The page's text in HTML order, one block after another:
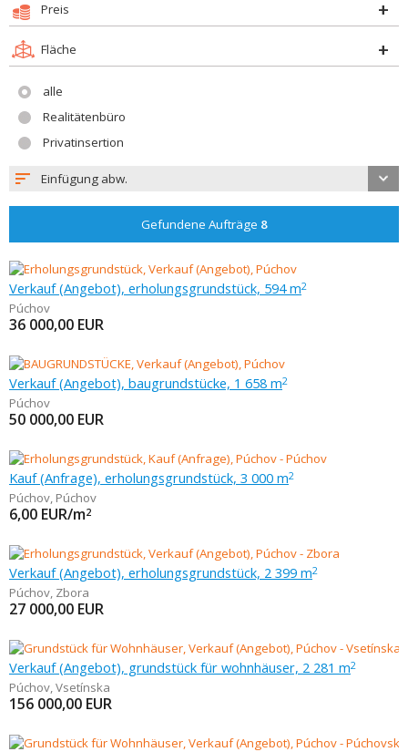
Preis
Fläche
alle
Realitätenbüro
Privatinsertion
Einfügung abw.
Gefundene Aufträge 8
Verkauf (Angebot), erholungsgrundstück, 594 m2
Púchov
36 000,00 EUR
Verkauf (Angebot), baugrundstücke, 1 658 m2
Púchov
50 000,00 EUR
Kauf (Anfrage), erholungsgrundstück, 3 000 m2
Púchov, Púchov
6,00 EUR/m2
Verkauf (Angebot), erholungsgrundstück, 2 399 m2
Púchov, Zbora
27 000,00 EUR
Verkauf (Angebot), grundstück für wohnhäuser, 2 281 m2
Púchov,Vsetínska
156 000,00 EUR